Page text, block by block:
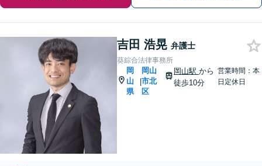
吉田 浩晃 弁護士
葵綜合法律事務所
岡
山
県
|
岡山
市北
区
岡山駅 から
徒歩10分
営業時間：本
日定休日